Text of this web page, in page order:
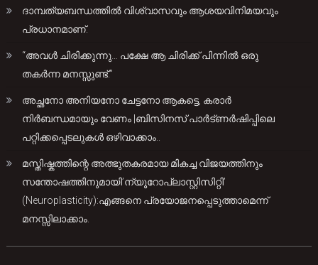
ദാമ്പത്യബന്ധത്തിൽ വിശ്വാസവും ആശയവിനിമയവും
പ്രധാനമാണ്.
“അവൾ ചിരിക്കുന്നു… പക്ഷേ ആ ചിരിക്ക് പിന്നിൽ ഒരു
തകർന്ന മനസ്സുണ്ട്.”
അച്ഛനോ അനിയനോ ചേട്ടനോ ആകട്ടെ, കരാർ
നിർബന്ധമായും വേണം |ബിസിനസ് പാർട്ണർഷിപ്പിലെ
പറ്റിക്കപ്പെടലുകൾ ഒഴിവാക്കാം..
മസ്തിഷ്കത്തിന്റെ അത്ഭുതകരമായ മികച്ച വിജയത്തിനും
സന്തോഷത്തിനുമായി’ന്യൂറോപ്ലാസ്റ്റിസിറ്റി’
(Neuroplasticity):എങ്ങനെ പ്രയോജനപ്പെടുത്താമെന്ന്
മനസ്സിലാക്കാം.